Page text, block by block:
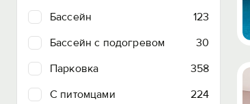
Бассейн
123
Бассейн с подогревом
30
Парковка
358
C питомцами
224